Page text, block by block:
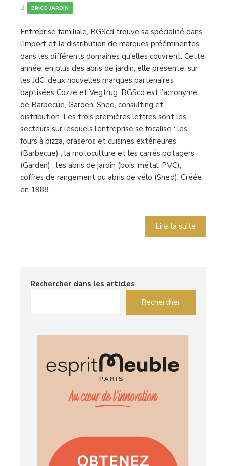
BRICO JARDIN
Entreprise familiale, BGScd trouve sa spécialité dans
l’import et la distribution de marques prééminentes
dans les différents domaines qu’elles couvrent. Cette
année, en plus des abris de jardin, elle présente, sur
les JdC, deux nouvelles marques partenaires
baptisées Cozze et Vegtrug. BGScd est l’acronyme
de Barbecue, Garden, Shed, consulting et
distribution. Les trois premières lettres sont les
secteurs sur lesquels l’entreprise se focalise : les
fours à pizza, braseros et cuisines extérieures
(Barbecue) ; la motoculture et les carrés potagers
(Garden) ; les abris de jardin (bois, métal, PVC),
coffres de rangement ou abris de vélo (Shed). Créée
en 1988…
Lire la suite
Rechercher dans les articles
Rechercher